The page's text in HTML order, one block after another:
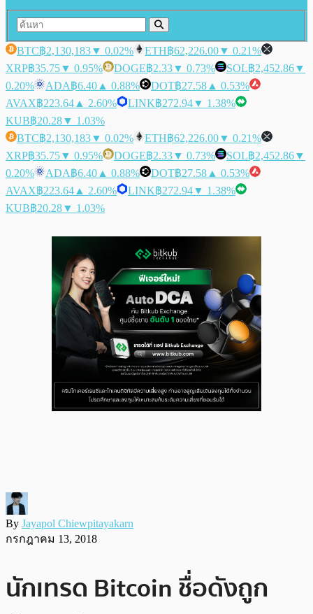
BTC฿2,130,183▼ 0.02% ETH฿62,226.00▼ 0.21%
XRP฿35.75▼ 0.95% DOGE฿2.33▼ 0.73% SOL฿2,452.86▼
0.20%
ADA฿6.40 ▲ 0.88% DOT฿27.58 ▲ 0.53%
AVAX฿223.64 ▲ 2.60% LINK฿272.94▼ 1.38%
KUB฿20.28▼ 1.03%
BTC฿2,130,183▼ 0.02% ETH฿62,226.00▼ 0.21%
XRP฿35.75▼ 0.95% DOGE฿2.33▼ 0.73% SOL฿2,452.86▼
0.20%
ADA฿6.40 ▲ 0.88% DOT฿27.58 ▲ 0.53%
AVAX฿223.64 ▲ 2.60% LINK฿272.94▼ 1.38%
KUB฿20.28▼ 1.03%
By Jayapol Chiewpitayakarn
กรกฎาคม 13, 2018
นักเทรด Bitcoin ชื่อดังถูก